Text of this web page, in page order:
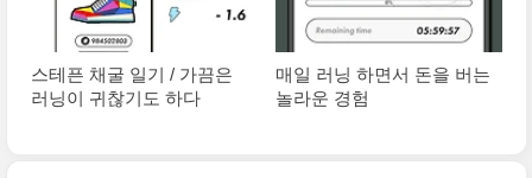
스테픈 채굴 일기 / 가끔은
러닝이 귀찮기도 하다
매일 러닝 하면서 돈을 버는
놀라운 경험